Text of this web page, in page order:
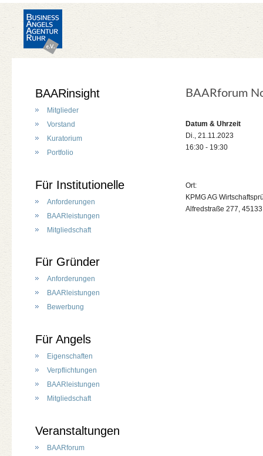
BAARforum
Datum & Uhrzeit
Di., 21.11.2023
16:30 - 19:30
Ort:
KPMG AG
Alfredstraße 277,
BAARinsight
Mitglieder
Vorstand
Kuratorium
Portfolio
Für Institutionelle
Anforderungen
BAARleistungen
Mitgliedschaft
Für Gründer
Anforderungen
BAARleistungen
Bewerbung
Für Angels
Eigenschaften
Verpflichtungen
BAARleistungen
Mitgliedschaft
Veranstaltungen
BAARforum